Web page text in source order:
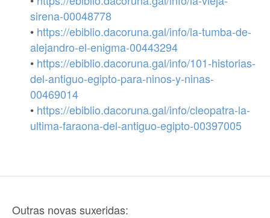
sirena-00048778
• https://ebiblio.dacoruna.gal/info/la-tumba-de-
alejandro-el-enigma-00443294
• https://ebiblio.dacoruna.gal/info/101-historias-
del-antiguo-egipto-para-ninos-y-ninas-
00469014
• https://ebiblio.dacoruna.gal/info/cleopatra-la-
ultima-faraona-del-antiguo-egipto-00397005
Outras novas suxeridas: